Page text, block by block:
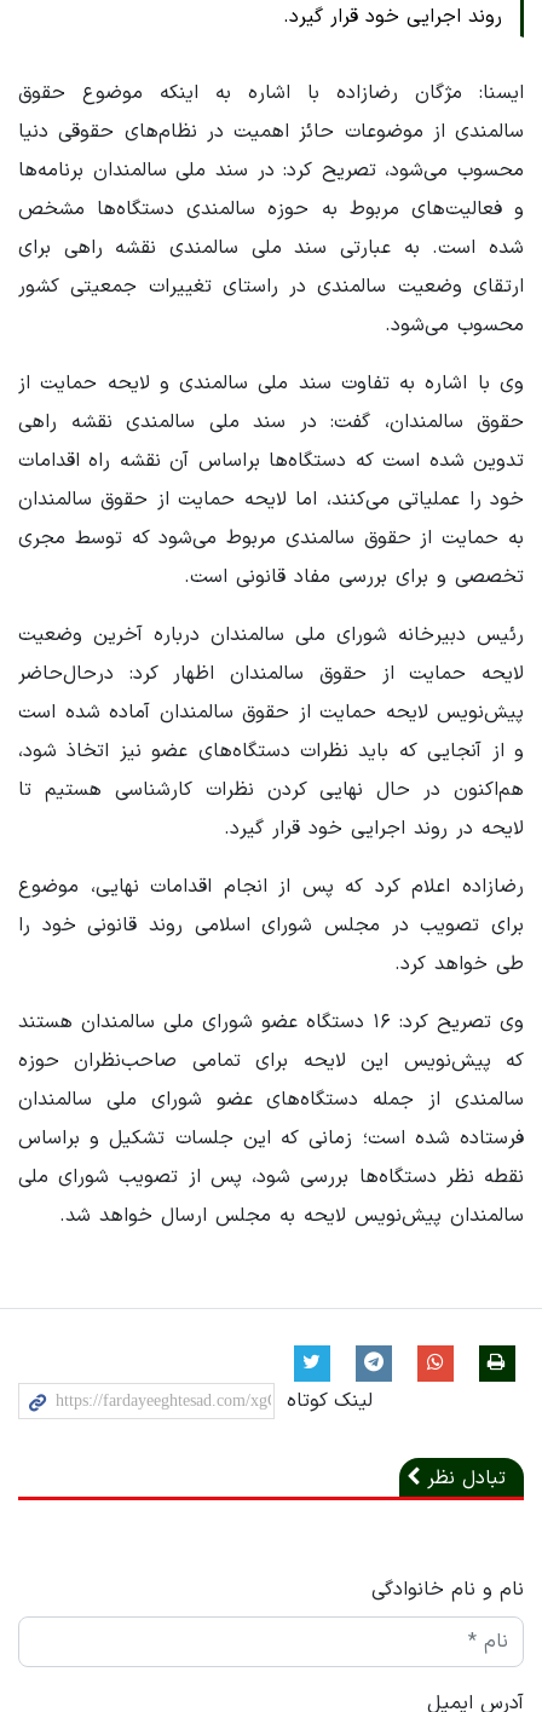
روند اجرایی خود قرار گیرد.
ایسنا: مژگان رضازاده با اشاره به اینکه موضوع حقوق
سالمندی از موضوعات حائز اهمیت در نظام‌های حقوقی دنیا
محسوب می‌شود، تصریح کرد: در سند ملی سالمندان برنامه‌ها
و فعالیت‌های مربوط به حوزه سالمندی دستگاه‌ها مشخص
شده است. به عبارتی سند ملی سالمندی نقشه راهی برای
ارتقای وضعیت سالمندی در راستای تغییرات جمعیتی کشور
محسوب می‌شود.
وی با اشاره به تفاوت سند ملی سالمندی و لایحه حمایت از
حقوق سالمندان، گفت: در سند ملی سالمندی نقشه راهی
تدوین شده است که دستگاه‌ها براساس آن نقشه راه‌ اقدامات
خود را عملیاتی می‌کنند، اما لایحه حمایت از حقوق سالمندان
به حمایت از حقوق سالمندی مربوط می‌شود که توسط مجری
تخصصی و برای بررسی مفاد قانونی است.
رئیس دبیرخانه شورای ملی سالمندان درباره آخرین وضعیت
لایحه حمایت از حقوق سالمندان اظهار کرد: درحال‌حاضر
پیش‌نویس لایحه حمایت از حقوق سالمندان آماده شده است
و از آنجایی که باید نظرات دستگاه‌های عضو نیز اتخاذ شود،
هم‌اکنون در حال نهایی کردن نظرات کارشناسی هستیم تا
لایحه در روند اجرایی خود قرار گیرد.
رضازاده اعلام کرد که پس از انجام اقدامات نهایی، موضوع
برای تصویب در مجلس شورای اسلامی روند قانونی خود را
طی خواهد کرد.
وی تصریح کرد: ۱۶ دستگاه عضو شورای ملی سالمندان هستند
که پیش‌نویس این لایحه برای تمامی صاحب‌نظران حوزه
سالمندی از جمله دستگاه‌های عضو شورای ملی سالمندان
فرستاده شده است؛ زمانی که این جلسات تشکیل و براساس
نقطه نظر دستگاه‌ها بررسی شود، پس از تصویب شورای ملی
سالمندان پیش‌نویس لایحه به مجلس ارسال خواهد شد.
لینک کوتاه
تبادل نظر
نام و نام خانوادگی
آدرس ایمیل